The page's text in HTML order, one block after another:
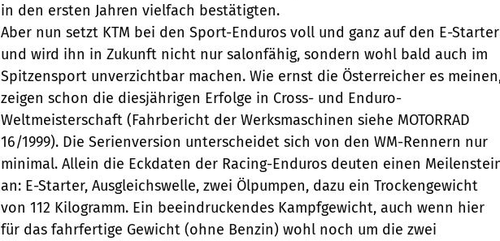
in den ersten Jahren vielfach bestätigten.
Aber nun setzt KTM bei den Sport-Enduros voll und ganz auf den E-Starter
und wird ihn in Zukunft nicht nur salonfähig, sondern wohl bald auch im
Spitzensport unverzichtbar machen. Wie ernst die Österreicher es
zeigen schon die diesjährigen Erfolge in Cross- und Enduro-
Weltmeisterschaft (Fahrbericht der Werksmaschinen siehe MOTORRAD
16/1999). Die Serienversion unterscheidet sich von den WM-Rennern nur
minimal. Allein die Eckdaten der Racing-Enduros deuten einen
an: E-Starter, Ausgleichswelle, zwei Ölpumpen, dazu ein Trockengewicht
von 112 Kilogramm. Ein beeindruckendes Kampfgewicht, auch wenn hier
für das fahrfertige Gewicht (ohne Benzin) wohl noch um die zwei